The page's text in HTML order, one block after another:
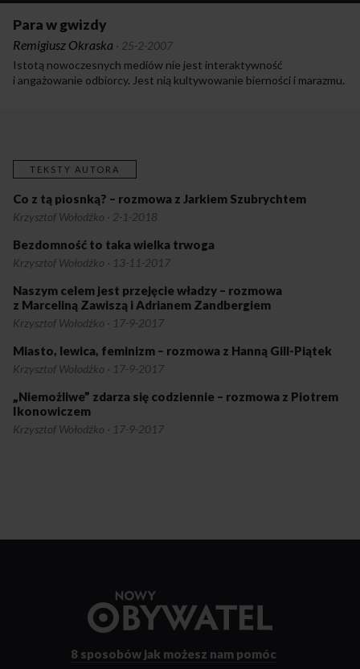
Para w gwizdy
Remigiusz Okraska · 25-2-2007
Istotą nowoczesnych mediów nie jest interaktywność
i angażowanie odbiorcy. Jest nią kultywowanie bierności i marazmu.
TEKSTY AUTORA
Co z tą piosnką? – rozmowa z Jarkiem Szubrychtem
Krzysztof Wołodźko · 2-1-2018
Bezdomność to taka wielka trwoga
Krzysztof Wołodźko · 13-11-2017
Naszym celem jest przejęcie władzy – rozmowa
z Marceliną Zawiszą i Adrianem Zandbergiem
Krzysztof Wołodźko · 17-9-2017
Miasto, lewica, feminizm – rozmowa z Hanną Gill-Piątek
Krzysztof Wołodźko · 17-9-2017
„Niemożliwe” zdarza się codziennie – rozmowa z Piotrem
Ikonowiczem
Krzysztof Wołodźko · 17-9-2017
strony
8 sposobów jak możesz nam pomóc